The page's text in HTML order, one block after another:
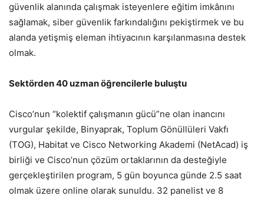
güvenlik alanında çalışmak isteyenlere eğitim imkânını
sağlamak, siber güvenlik farkındalığını pekiştirmek ve bu
alanda yetişmiş eleman ihtiyacının karşılanmasına destek
olmak.
Sektörden 40 uzman öğrencilerle buluştu
Cisco’nun “kolektif çalışmanın gücü”ne olan inancını
vurgular şekilde, Binyaprak, Toplum Gönüllüleri Vakfı
(TOG), Habitat ve Cisco Networking Akademi (NetAcad) iş
birliği ve Cisco’nun çözüm ortaklarının da desteğiyle
gerçekleştirilen program, 5 gün boyunca günde 2.5 saat
olmak üzere online olarak sunuldu. 32 panelist ve 8